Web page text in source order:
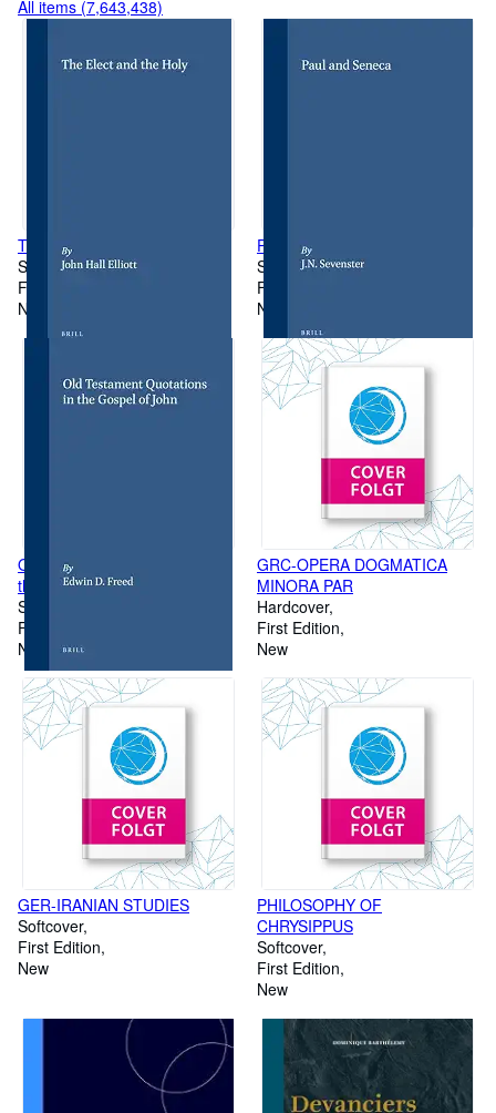
All items (7,643,438)
The Elect and the Holy
Softcover
First Edition
New
Paul and Seneca
Softcover
First Edition
New
Old Testament Quotations in
the Gospel of John
Softcover
First Edition
New
GRC-OPERA DOGMATICA
MINORA PAR
Hardcover
First Edition
New
GER-IRANIAN STUDIES
Softcover
First Edition
New
PHILOSOPHY OF
CHRYSIPPUS
Softcover
First Edition
New